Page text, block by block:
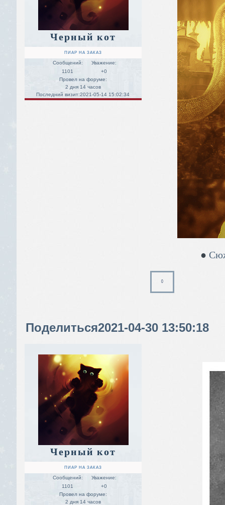
Черный кот
ПИАР НА ЗАКАЗ
Сообщений:
1101
Уважение:
+0
Провел на форуме:
2 дня 14 часов
Последний визит:2021-05-14 15:02:34
●
0
Поделиться2021-04-30 13:50:18
Черный кот
ПИАР НА ЗАКАЗ
Сообщений:
1101
Уважение:
+0
Провел на форуме:
2 дня 14 часов